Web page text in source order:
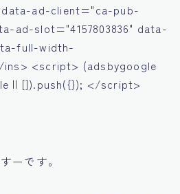
ad-client="ca-pub-
ad-slot="4157803836" data-
full-width-
<script> (adsbygoogle
|| []).push({}); </script>
ーです。